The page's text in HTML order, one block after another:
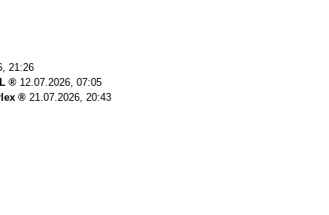
21:26
12.07.2026, 07:05
21.07.2026, 20:43